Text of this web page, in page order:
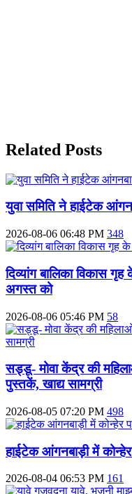
Related Posts
युवा समिति ने हाईटेक
2026-08-06 06:48 PM 348
दिव्‍यांग बालिका विकास
अगस्त को
2026-08-06 05:46 PM 58
सड्डू- मोवा केंद्र की
पुस्‍तकें, खाद्य सामग्री
2026-08-05 07:20 PM 498
हाईटेक आंगनबाड़ी में
2026-08-04 06:53 PM 161